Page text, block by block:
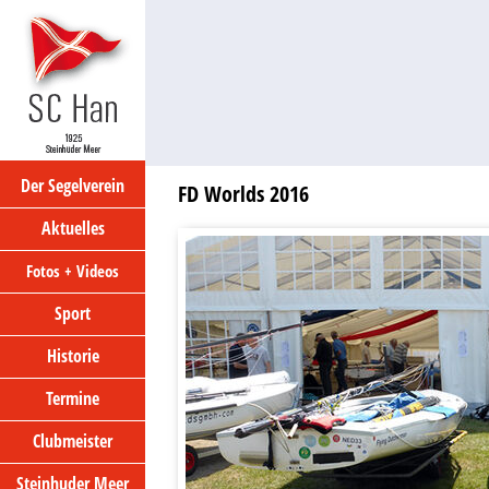
Der Segelverein
Aktuelles
Fotos + Videos
Sport
Historie
Termine
Clubmeister
Steinhuder Meer
FD Worlds 2016